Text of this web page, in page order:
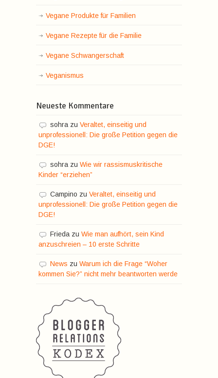
Vegane Produkte für Familien
Vegane Rezepte für die Familie
Vegane Schwangerschaft
Veganismus
Neueste Kommentare
sohra zu Veraltet, einseitig und
unprofessionell: Die große Petition gegen die
DGE!
sohra zu Wie wir rassismuskritische
Kinder “erziehen”
Campino zu Veraltet, einseitig und
unprofessionell: Die große Petition gegen die
DGE!
Frieda zu Wie man aufhört, sein Kind
anzuschreien – 10 erste Schritte
News zu Warum ich die Frage “Woher
kommen Sie?” nicht mehr beantworten werde